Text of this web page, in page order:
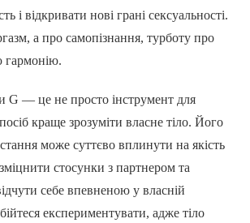
і відкривати нові грані сексуальності.
а про самопізнання, турботу про
гармонію.
G — це не просто інструмент для
краще зрозуміти власне тіло. Його
може суттєво вплинути на якість
стосунки з партнером та
себе впевненою у власній
експериментувати, адже тіло